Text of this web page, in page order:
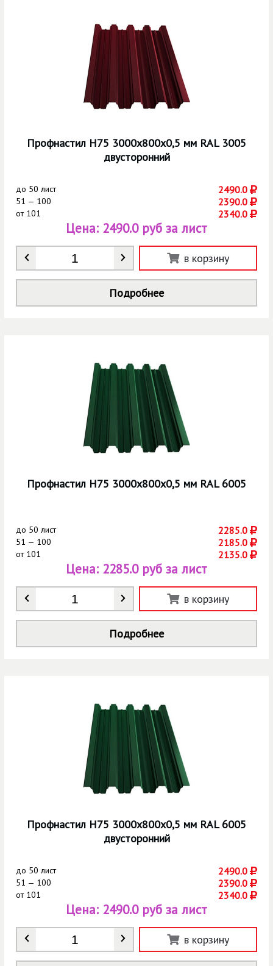
Профнастил Н75 3000х800х0,5 мм RAL 3005
двусторонний
до 50 лист 2490.0
51 — 100 2390.0
от101 2340.0
Количество
Цена: 2490.0 руб за лист
в корзину
Подробнее
Профнастил Н75 3000х800х0,5 мм RAL 6005
до 50 лист 2285.0
51 — 100 2185.0
от101 2135.0
Количество
Цена: 2285.0 руб за лист
в корзину
Подробнее
Профнастил Н75 3000х800х0,5 мм RAL 6005
двусторонний
до 50 лист 2490.0
51 — 100 2390.0
от101 2340.0
Количество
Цена: 2490.0 руб за лист
в корзину